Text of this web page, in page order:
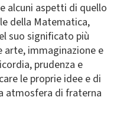
alcuni aspetti di quello
della Matematica,
suo significato più
arte, immaginazione e
prudenza e
le proprie idee e di
atmosfera di fraterna